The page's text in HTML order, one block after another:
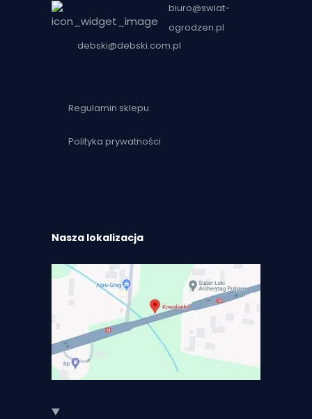
biuro@swiat-
ogrodzen.pl
debski@debski.com.pl
Regulamin sklepu
Polityka prywatności
Nasza lokalizacja